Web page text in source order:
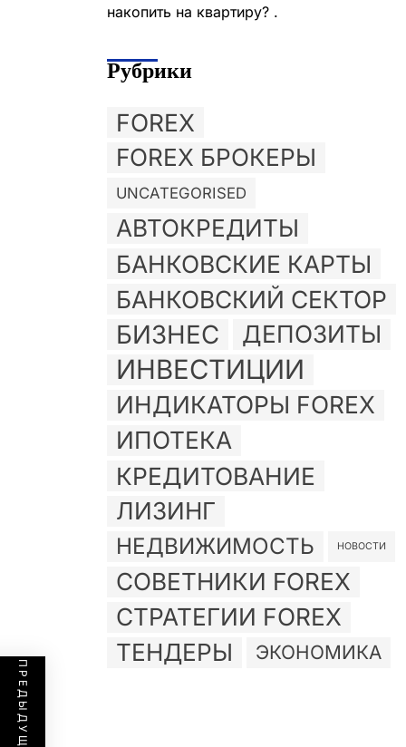
накопить на квартиру? .
Рубрики
FOREX
FOREX БРОКЕРЫ
UNCATEGORISED
АВТОКРЕДИТЫ
БАНКОВСКИЕ КАРТЫ
БАНКОВСКИЙ СЕКТОР
БИЗНЕС ДЕПОЗИТЫ
ИНВЕСТИЦИИ
ИНДИКАТОРЫ FOREX
ИПОТЕКА
КРЕДИТОВАНИЕ
ЛИЗИНГ
НЕДВИЖИМОСТЬ НОВОСТИ
СОВЕТНИКИ FOREX
СТРАТЕГИИ FOREX
ТЕНДЕРЫ
ЭКОНОМИКА